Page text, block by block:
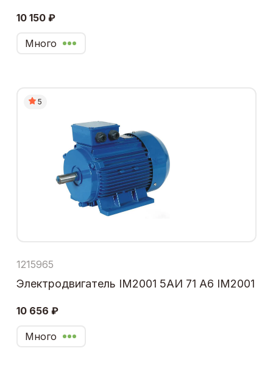
10 150 ₽
Много
5
1215965
Электродвигатель IM2001 5АИ 71 А6 IM2001
10 656 ₽
Много